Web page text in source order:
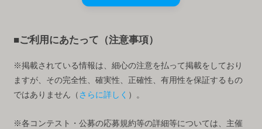
■ご利用にあたって（注意事項）
※掲載されている情報は、細心の注意を払って掲載をしており
ますが、その完全性、確実性、正確性、有用性を保証するもの
ではありません（ さらに詳しく ）。
※各コンテスト・公募の応募規約等の詳細等については、主催